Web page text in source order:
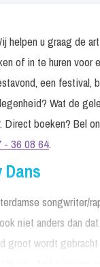
helpen u graag de
of in te huren voor
een festival,
Wat de
Direct boeken? Bel
- 36 08 64.
Dans
songwriter/
niet anders dan
groot wordt gebracht